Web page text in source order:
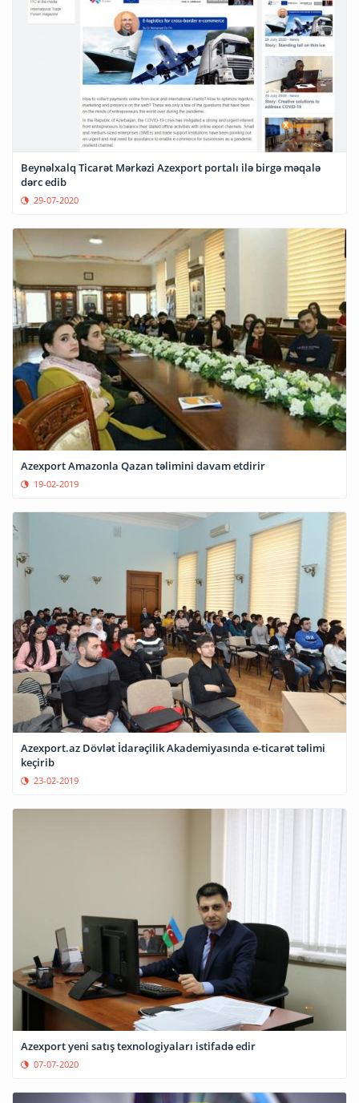
Beynəlxalq Ticarət Mərkəzi Azexport portalı ilə birgə məqalə
dərc edib
29-07-2020
Azexport Amazonla Qazan təlimini davam etdirir
19-02-2019
Azexport.az Dövlət İdarəçilik Akademiyasında e-ticarət təlimi
keçirib
23-02-2019
Azexport yeni satış texnologiyaları istifadə edir
07-07-2020